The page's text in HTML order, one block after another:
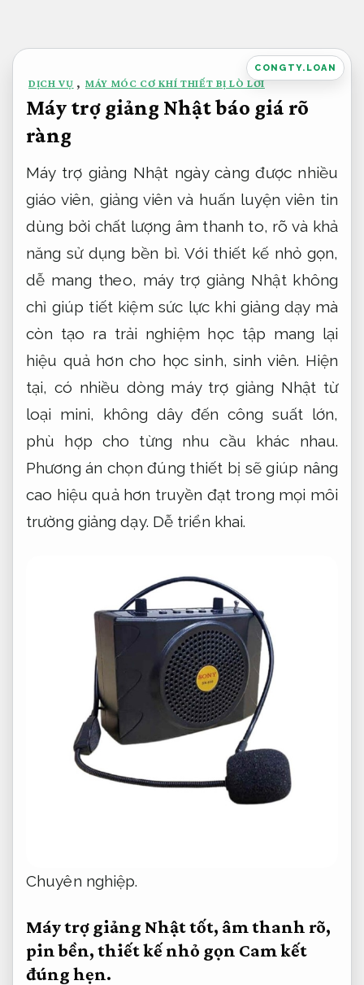
nội
dung
CONGTY.LOAN
DỊCH VỤ , MÁY MÓC CƠ KHÍ THIẾT BỊ LÒ LƠI
Máy trợ giảng Nhật báo giá rõ
ràng
Máy trợ giảng Nhật ngày càng được nhiều
giáo viên, giảng viên và huấn luyện viên tin
dùng bởi chất lượng âm thanh to, rõ và khả
năng sử dụng bền bỉ. Với thiết kế nhỏ gọn,
dễ mang theo, máy trợ giảng Nhật không
chỉ giúp tiết kiệm sức lực khi giảng dạy mà
còn tạo ra trải nghiệm học tập mang lại
hiệu quả hơn cho học sinh, sinh viên. Hiện
tại, có nhiều dòng máy trợ giảng Nhật từ
loại mini, không dây đến công suất lớn,
phù hợp cho từng nhu cầu khác nhau.
Phương án chọn đúng thiết bị sẽ giúp nâng
cao hiệu quả hơn truyền đạt trong mọi môi
trường giảng dạy. Dễ triển khai.
Chuyên nghiệp.
Máy trợ giảng Nhật tốt, âm thanh rõ,
pin bền, thiết kế nhỏ gọn Cam kết
đúng hẹn.